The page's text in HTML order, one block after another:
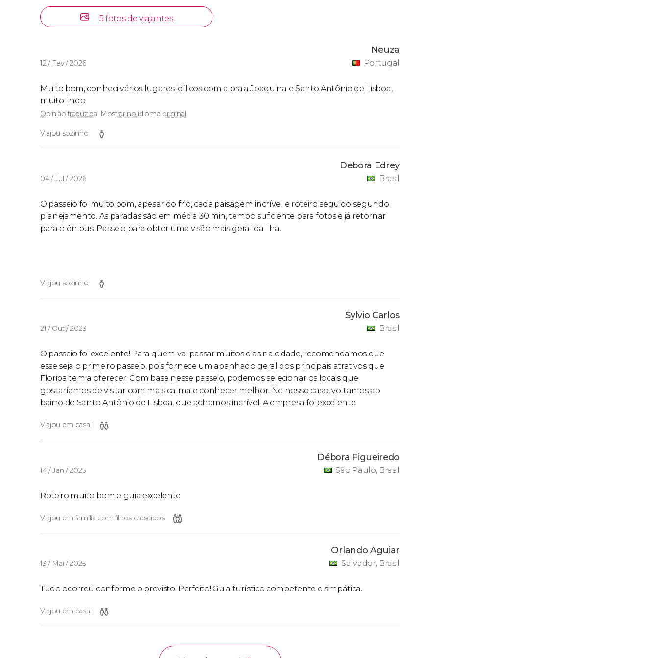
10:00 horas - Praia da Joaquina (em frente ao Cris Hotel na Av. Prefeito Acácio Garibaldi
São Tiago).
5 fotos de viajantes
12 / Fev / 2026
Neuza
Portugal
Muito bom, conheci vários lugares idílicos com a praia Joaquina e Santo Antônio de Lisboa,
muito lindo.
Opinião traduzida. Mostrar no idioma original
Viajou sozinho
04 / Jul / 2026
Debora Edrey
Brasil
O passeio foi muito bom, apesar do frio, cada paisagem incrível e roteiro seguido segundo
planejamento. As paradas são em média 30 min, tempo suficiente para fotos e já retornar
para o ônibus. Passeio para obter uma visão mais geral da ilha..
Viajou sozinho
21 / Out / 2023
Sylvio Carlos
Brasil
O passeio foi excelente! Para quem vai passar muitos dias na cidade, recomendamos que
esse seja o primeiro passeio, pois fornece um apanhado geral dos principais atrativos que
Floripa tem a oferecer. Com base nesse passeio, podemos selecionar os locais que
gostaríamos de visitar com mais calma e conhecer melhor. No nosso caso, voltamos ao
bairro de Santo Antônio de Lisboa, que achamos incrível. A empresa foi excelente!
Viajou em casal
14 / Jan / 2025
Débora Figueiredo
São Paulo, Brasil
Roteiro muito bom e guia excelente
Viajou em família com filhos crescidos
13 / Mai / 2025
Orlando Aguiar
Salvador, Brasil
Tudo ocorreu conforme o previsto. Perfeito! Guia turístico competente e simpática.
Viajou em casal